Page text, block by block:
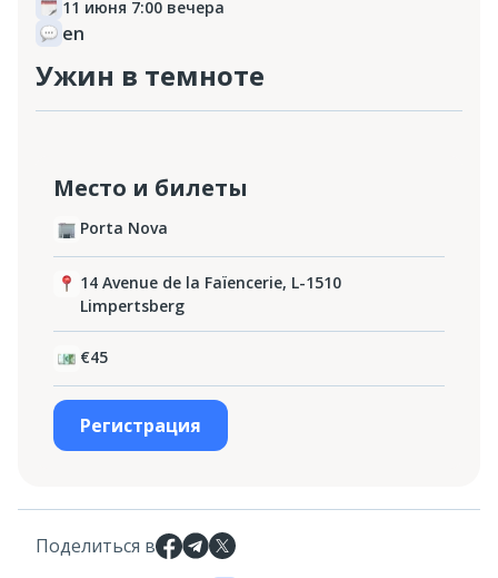
11 июня 7:00 вечера
en
Ужин в темноте
Место и билеты
Porta Nova
14 Avenue de la Faïencerie, L-1510
Limpertsberg
€45
Регистрация
Поделиться в